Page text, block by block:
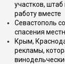
участков,
работу вместе
Севастополь
спасения
Крым,
рекламы,